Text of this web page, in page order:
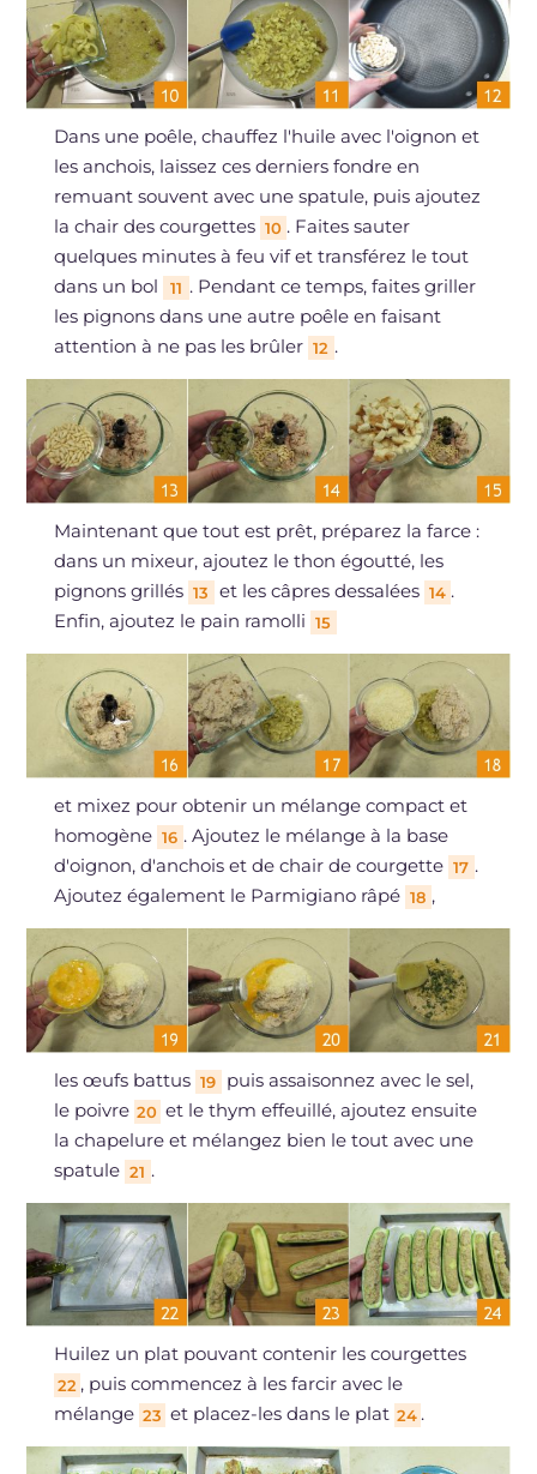
Dans une poêle, chauffez l'huile avec l'oignon et
les anchois, laissez ces derniers fondre en
remuant souvent avec une spatule, puis ajoutez
la chair des courgettes 10 . Faites sauter
quelques minutes à feu vif et transférez le tout
dans un bol
11 . Pendant ce temps, faites griller
les pignons dans une autre poêle en faisant
attention à ne pas les brûler 12 .
Maintenant que tout est prêt, préparez la farce :
dans un mixeur, ajoutez le thon égoutté, les
pignons grillés 13 et les câpres dessalées 14 .
Enfin, ajoutez le pain ramolli 15
et mixez pour obtenir un mélange compact et
homogène 16 . Ajoutez le mélange à la base
d'oignon, d'anchois et de chair de courgette 17 .
Ajoutez également le Parmigiano râpé 18 ,
les œufs battus 19
puis assaisonnez avec le sel,
le poivre 20 et le thym effeuillé, ajoutez ensuite
la chapelure et mélangez bien le tout avec une
spatule 21 .
Huilez un plat pouvant contenir les courgettes
22 , puis commencez à les farcir avec le
mélange 23 et placez-les dans le plat 24 .